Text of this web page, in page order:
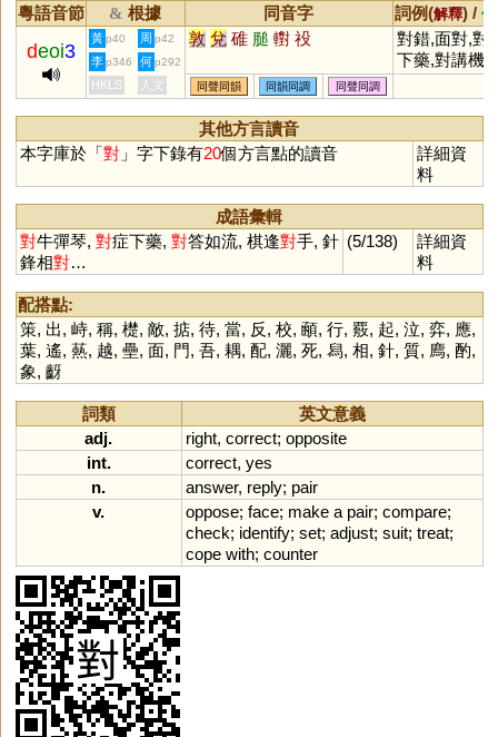
粵語音節 & 根據 同音字 詞例(解釋) /
deoi3
黃 p40 周 p42 敦 兌 碓 膇 轛 祋
對錯,面對,對
下藥,對講機,
簿公堂,對象,
抗,對策,對立,
對手,對話,對
峙,對付,對比,
對質,對照,對
聯,對調,對白,
對稱,對流,對
角,對偶,對牛
琴
李 p346 何 p292
HKLS 人文 同聲同韻 同韻同調 同聲同調
其他方言讀音
本字庫於「對」字下錄有20個方言點的讀音
詳細資
料
成語彙輯
對牛彈琴, 對症下藥, 對答如流, 棋逢對手, 針
鋒相對…
(5/138)
詳細資
料
配搭點:
策, 出, 峙, 稱, 檚, 敵, 掂, 待, 當, 反, 校, 顄, 行, 覈, 起, 泣, 弈, 應,
葉, 遙, 爇, 越, 壘, 面, 門, 吾, 耦, 配, 灑, 死, 舄, 相, 針, 質, 廌, 酌,
象, 齖
詞類
英文意義
adj.
right, correct; opposite
int.
correct, yes
n.
answer, reply; pair
v.
oppose; face; make a pair; compare;
check; identify; set; adjust; suit; treat;
cope with; counter